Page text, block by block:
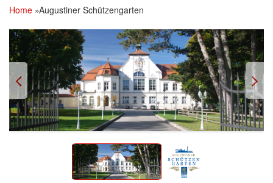
Home »Augustiner Schützengarten